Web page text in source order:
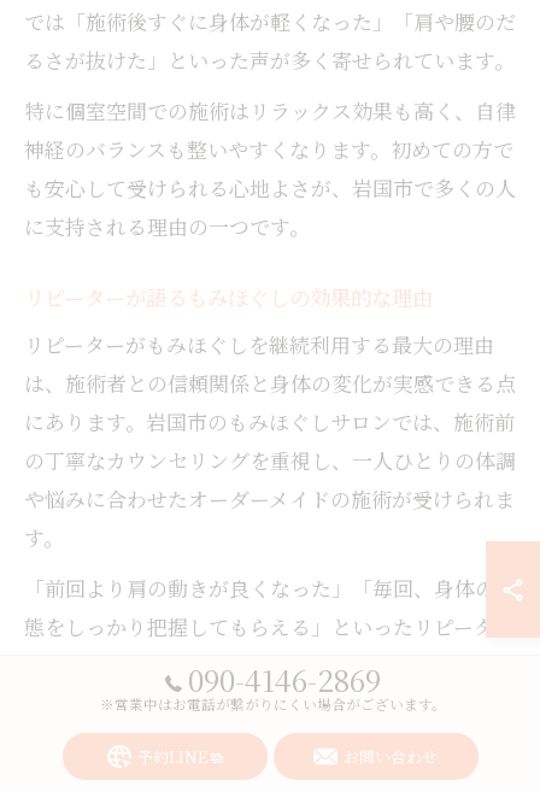
では「施術後すぐに身体が軽くなった」「肩や腰のだ
るさが抜けた」といった声が多く寄せられています。
特に個室空間での施術はリラックス効果も高く、自律
神経のバランスも整いやすくなります。初めての方で
も安心して受けられる心地よさが、岩国市で多くの人
に支持される理由の一つです。
リピーターが語るもみほぐしの効果的な理由
リピーターがもみほぐしを継続利用する最大の理由
は、施術者との信頼関係と身体の変化が実感できる点
にあります。岩国市のもみほぐしサロンでは、施術前
の丁寧なカウンセリングを重視し、一人ひとりの体調
や悩みに合わせたオーダーメイドの施術が受けられま
す。
「前回より肩の動きが良くなった」「毎回、身体の状
態をしっかり把握してもらえる」といったリピーター
の体験談も多く、安心感が継続利用につながっていま
す。また、静かな個室空間やプライバシーが守られる
環境も、リラックスして通い続けられる理由です。
090-4146-2869
※営業中はお電話が繋がりにくい場合がございます。
予約LINE お問い合わせ